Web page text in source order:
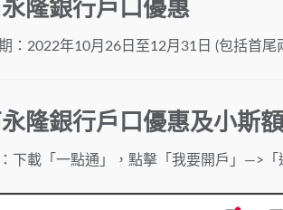
隆銀行戶口優惠
：2022年10月26日至12月31日 (包括首尾
隆銀行戶口優惠及小斯
下載「一點通」，點擊「我要開戶」—>「